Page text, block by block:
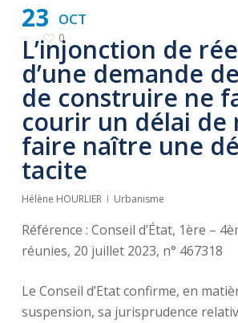
OCT
23
0
L’injonction de
d’une demande
de construire ne
courir un délai de
faire naître une
tacite
Hélène HOURLIER Urbanisme
Référence : Conseil d’État, 1ère –
réunies, 20 juillet 2023, n° 467318
Le Conseil d’Etat confirme, en
suspension, sa jurisprudence